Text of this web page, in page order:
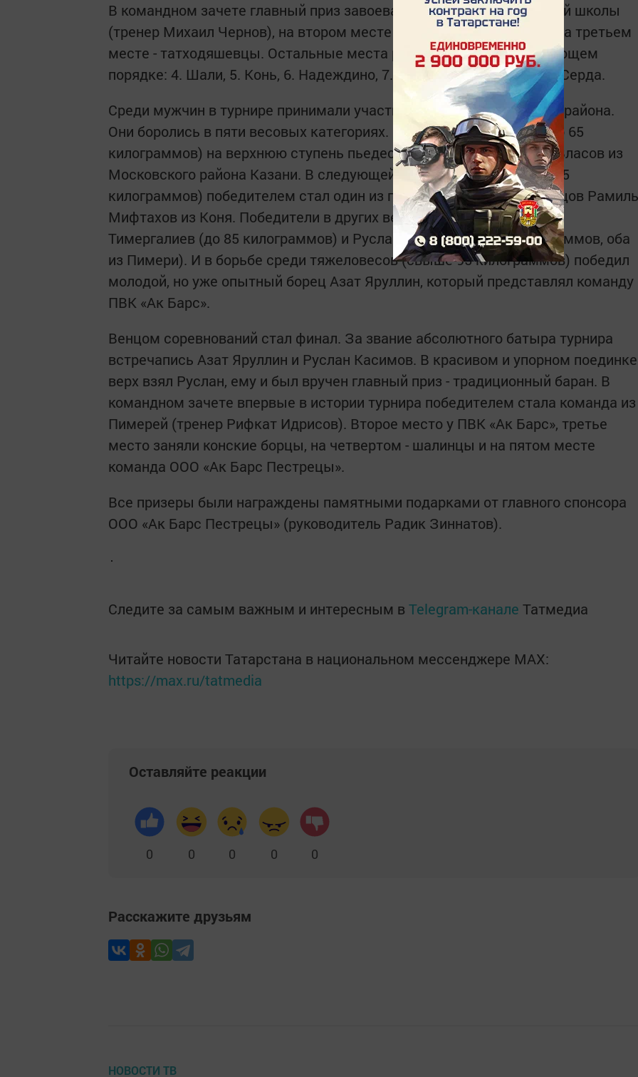
В командном зачете главный приз завоевали юные борцы из второй школы
(тренер Михаил Чернов), на втором месте - коррекционная школа, на третьем
месте - татходяшевцы. Остальные места распределились в следующем
порядке: 4. Шали, 5. Конь, 6. Надеждино, 7. Чита, 8. Кибячи, 9. Кряш-Серда.
Среди мужчин в турнире принимали участие борцы из пяти команд района.
Они боролись в пяти весовых категориях. В самой легкой из них (до 65
килограммов) на верхнюю ступень пьедестала поднялся Валерий Власов из
Московского района Казани. В следующей весовой категории (до 75
килограммов) победителем стал один из перспективных юных борцов Рамиль
Мифтахов из Коня. Победители в других весовых категориях Данис
Тимергалиев (до 85 килограммов) и Руслан Касимов (до 95 килограммов, оба
из Пимери). И в борьбе среди тяжеловесов (свыше 95 килограммов) победил
молодой, но уже опытный борец Азат Яруллин, который представлял команду
ПВК «Ак Барс».
Венцом соревнований стал финал. За звание абсолютного батыра турнира
встречапись Азат Яруллин и Руслан Касимов. В красивом и упорном поединке
верх взял Руслан, ему и был вручен главный приз - традиционный баран. В
командном зачете впервые в истории турнира победителем стала команда из
Пимерей (тренер Рифкат Идрисов). Второе место у ПВК «Ак Барс», третье
место заняли конские борцы, на четвертом - шалинцы и на пятом месте
команда ООО «Ак Барс Пестрецы».
Все призеры были награждены памятными подарками от главного спонсора
ООО «Ак Барс Пестрецы» (руководитель Радик Зиннатов).
Следите за самым важным и интересным в Telegram-канале Татмедиа
Читайте новости Татарстана в национальном мессенджере MАХ:
https://max.ru/tatmedia
Оставляйте реакции
0 0 0 0 0
Расскажите друзьям
НОВОСТИ ТВ